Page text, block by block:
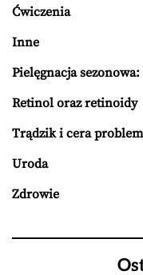
Ćwiczenia
Inne
Pielęgnacja
Retinol oraz retinoidy
Trądzik i cera
Uroda
Zdrowie